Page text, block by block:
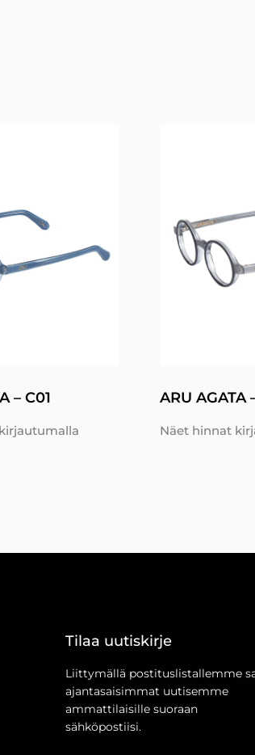
– C01 ARU AGATA
Näet hinnat
Tilaa uutiskirje
Liittymällä postituslistallemme
ajantasaisimmat uutisemme
ammattilaisille suoraan
sähköpostiisi.